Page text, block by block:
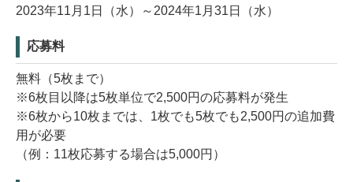
2023年11月1日（水）～2024年1月31日（水）
応募料
無料（5枚まで）
※6枚目以降は5枚単位で2,500円の応募料が発生
※6枚から10枚までは、1枚でも5枚でも2,500円の追加費
用が必要
（例：11枚応募する場合は5,000円）